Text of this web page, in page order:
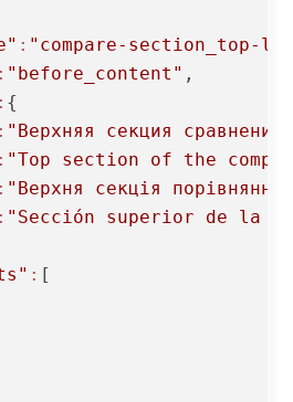
: "compare-section_top-
: "before_content" ,
: {
: "Верхняя секция сравнения"
: "Top section of the
: "Верхня секція порівняння"
: "Sección superior de la
: [